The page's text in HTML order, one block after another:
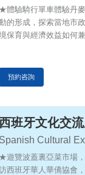
and Cultural
★體驗騎行單車體驗丹
的形成，探索當地市
保育與經濟效益如何
預約咨詢
班牙文化交
Spanish Cultural
★遊覽波蓋裏亞菜市場
西班牙華人華僑協會